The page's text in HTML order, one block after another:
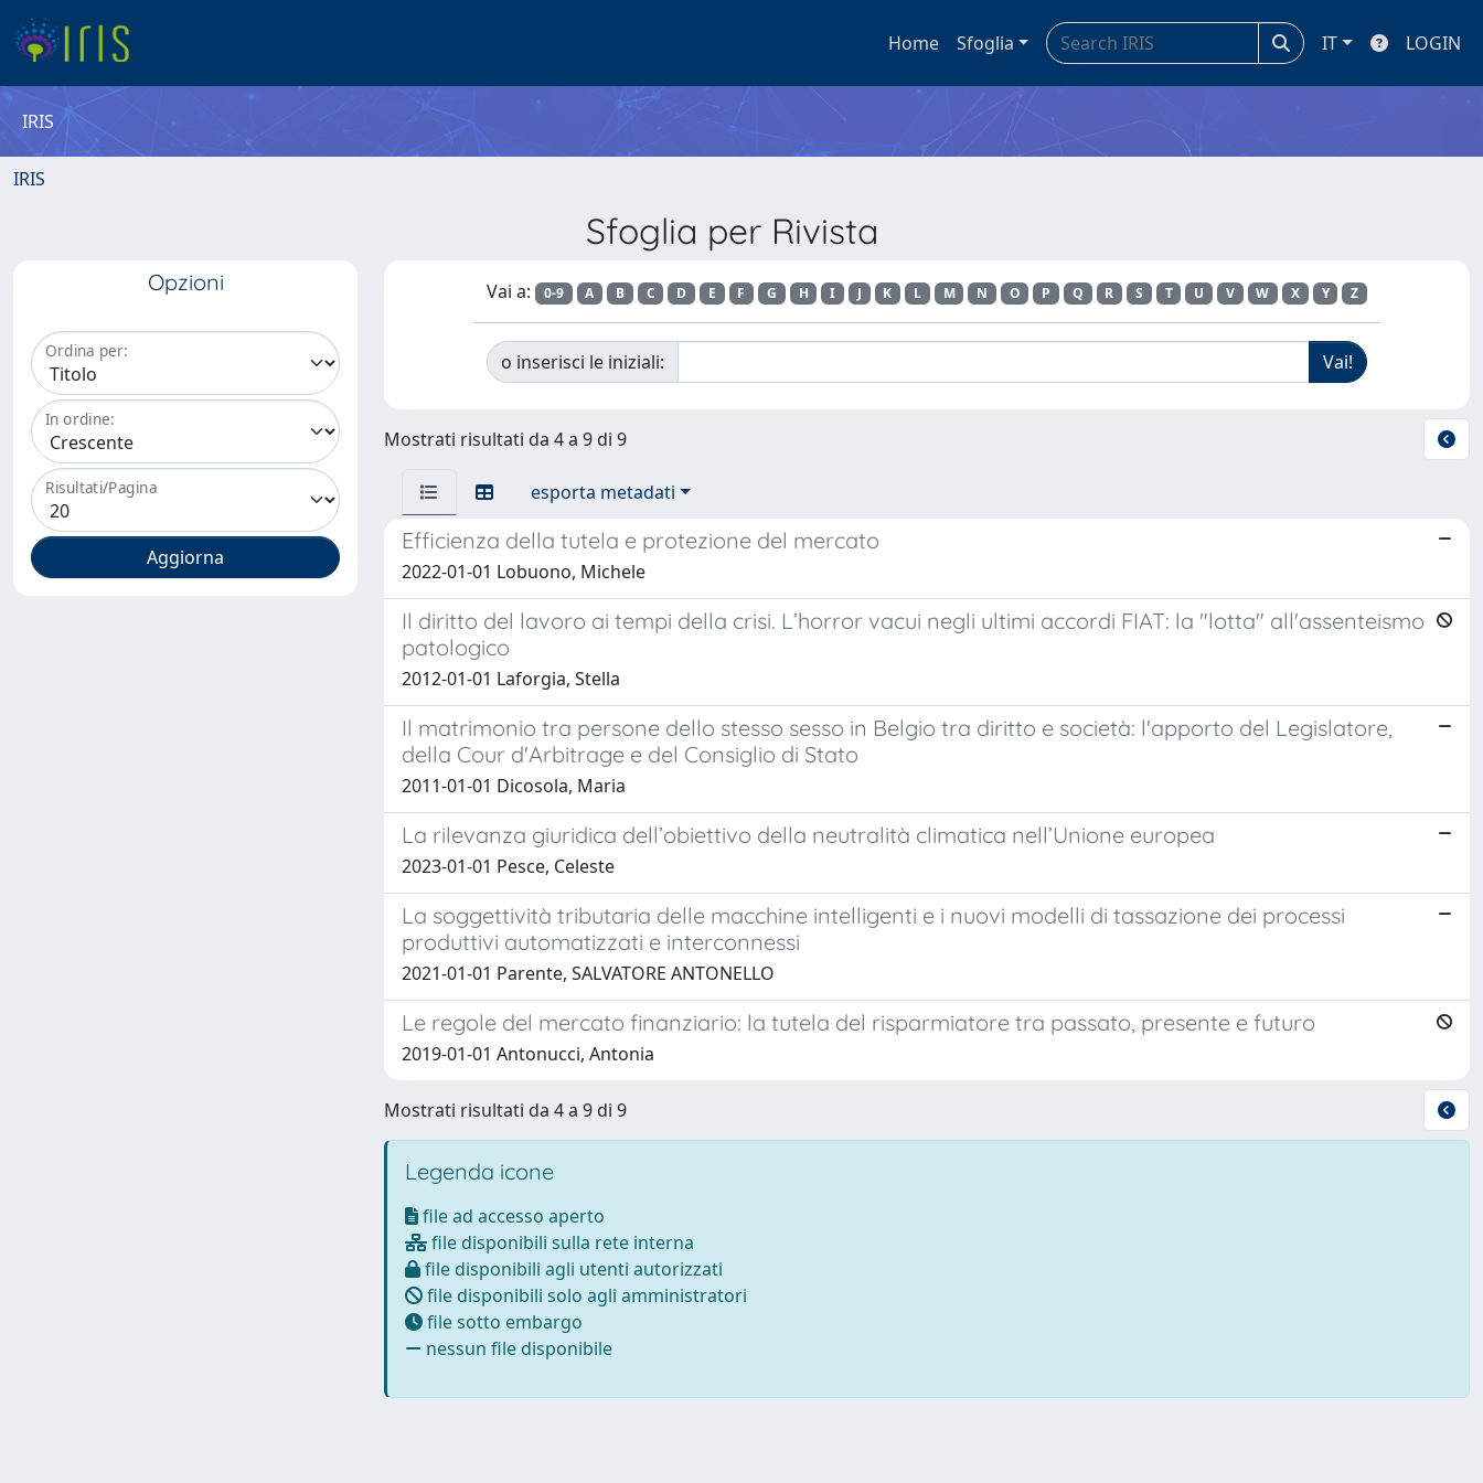
Home Sfoglia IT LOGIN
IRIS
IRIS
Sfoglia per Rivista
Opzioni
Ordina per:
In ordine:
Risultati/Pagina
Vai a: 0-9 A B C D E F G H I J K L M N O P Q R S T U V W X Y Z
o inserisci le iniziali:
Mostrati risultati da 4 a 9 di 9
esporta metadati
Efficienza della tutela e protezione del mercato
2022-01-01 Lobuono, Michele
Il diritto del lavoro ai tempi della crisi. L’horror vacui negli ultimi accordi FIAT: la "lotta" all'assenteismo
patologico
2012-01-01 Laforgia, Stella
Il matrimonio tra persone dello stesso sesso in Belgio tra diritto e società: l'apporto del Legislatore,
della Cour d'Arbitrage e del Consiglio di Stato
2011-01-01 Dicosola, Maria
La rilevanza giuridica dell’obiettivo della neutralità climatica nell’Unione europea
2023-01-01 Pesce, Celeste
La soggettività tributaria delle macchine intelligenti e i nuovi modelli di tassazione dei processi
produttivi automatizzati e interconnessi
2021-01-01 Parente, SALVATORE ANTONELLO
Le regole del mercato finanziario: la tutela del risparmiatore tra passato, presente e futuro
2019-01-01 Antonucci, Antonia
Mostrati risultati da 4 a 9 di 9
Legenda icone
file ad accesso aperto
file disponibili sulla rete interna
file disponibili agli utenti autorizzati
file disponibili solo agli amministratori
file sotto embargo
nessun file disponibile